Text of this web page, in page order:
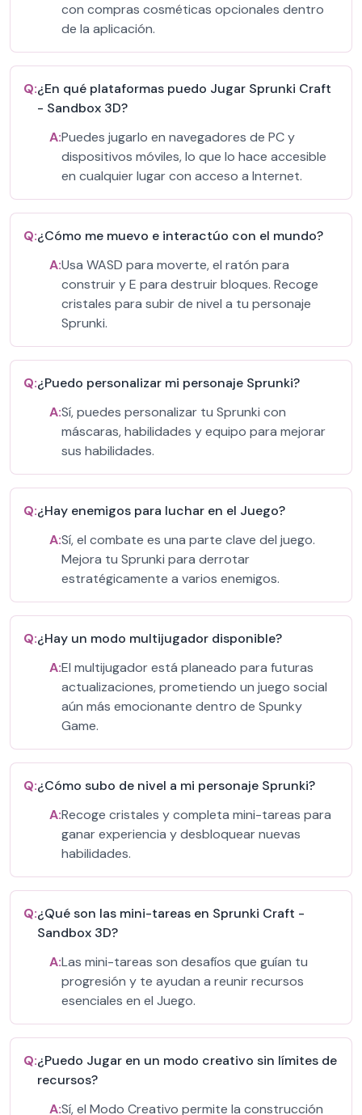
con compras cosméticas opcionales dentro
de la aplicación.
Q:¿En qué plataformas puedo Jugar Sprunki Craft
- Sandbox 3D?
A:Puedes jugarlo en navegadores de PC y
dispositivos móviles, lo que lo hace accesible
en cualquier lugar con acceso a Internet.
Q:¿Cómo me muevo e interactúo con el mundo?
A:Usa WASD para moverte, el ratón para
construir y E para destruir bloques. Recoge
cristales para subir de nivel a tu personaje
Sprunki.
Q:¿Puedo personalizar mi personaje Sprunki?
A:Sí, puedes personalizar tu Sprunki con
máscaras, habilidades y equipo para mejorar
sus habilidades.
Q:¿Hay enemigos para luchar en el Juego?
A:Sí, el combate es una parte clave del juego.
Mejora tu Sprunki para derrotar
estratégicamente a varios enemigos.
Q:¿Hay un modo multijugador disponible?
A:El multijugador está planeado para futuras
actualizaciones, prometiendo un juego social
aún más emocionante dentro de Spunky
Game.
Q:¿Cómo subo de nivel a mi personaje Sprunki?
A:Recoge cristales y completa mini-tareas para
ganar experiencia y desbloquear nuevas
habilidades.
Q:¿Qué son las mini-tareas en Sprunki Craft -
Sandbox 3D?
A:Las mini-tareas son desafíos que guían tu
progresión y te ayudan a reunir recursos
esenciales en el Juego.
Q:¿Puedo Jugar en un modo creativo sin límites de
recursos?
A:Sí, el Modo Creativo permite la construcción